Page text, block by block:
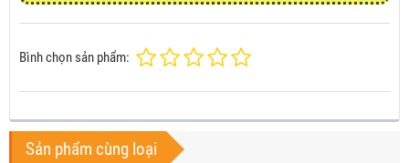
Bình chọn sản phẩm:
Sản phẩm cùng loại